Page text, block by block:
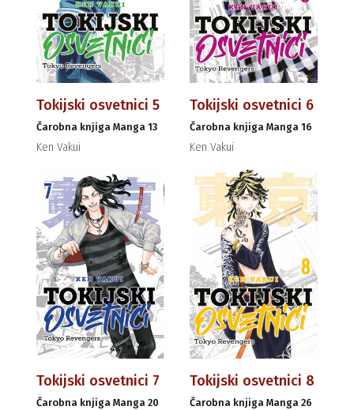
Tokijski osvetnici 5
Čarobna knjiga Manga 13
Ken Vakui
Tokijski osvetnici 6
Čarobna knjiga Manga 16
Ken Vakui
Tokijski osvetnici 7
Čarobna knjiga Manga 20
Tokijski osvetnici 8
Čarobna knjiga Manga 26